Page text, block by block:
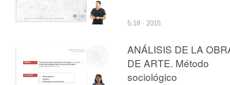
5:18 · 2015
ANÁLISIS DE LA
DE ARTE. Método
sociológico